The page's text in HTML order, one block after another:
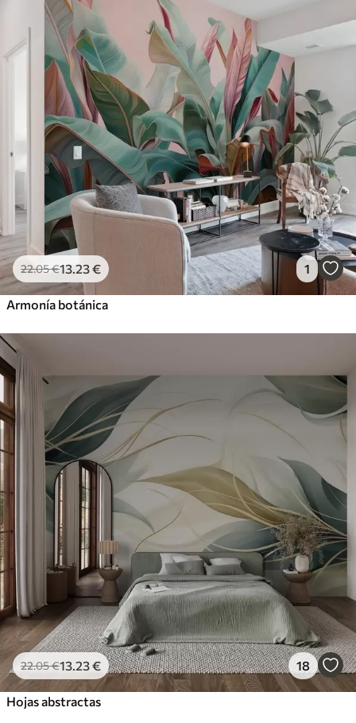
22.05€13.23€ 1
Armonía botánica
22.05€13 .23€ 18
Hojas abstractas